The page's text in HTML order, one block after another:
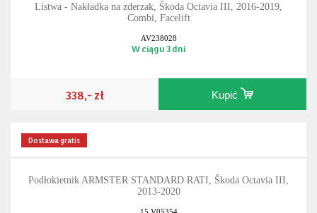
Listwa - Nakładka na zderzak, Škoda Octavia III, 2016-2019,
Combi, Facelift
AV238028
W ciągu 3 dni
338,- zł Kupić
Dostawa gratis
Podłokietnik ARMSTER STANDARD RATI, Škoda Octavia III,
2013-2020
15.V05354